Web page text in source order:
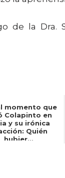
de la Dra.
momento que
Colapinto en
y su irónica
Quién
hubier...